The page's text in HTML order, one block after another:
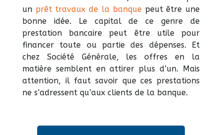
un prêt travaux de la banquepeut être une
bonne idée. Le capital de ce genre de
prestation bancaire peut être utile pour
financer toute ou partie des dépenses. Et
chez Société Générale, les offres en la
matière semblent en attirer plus d’un. Mais
attention, il faut savoir que ces prestations
ne s’adressent qu’aux clients de la banque.